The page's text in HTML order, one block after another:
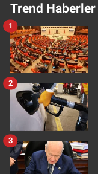
Trend Haberler
1
2
3